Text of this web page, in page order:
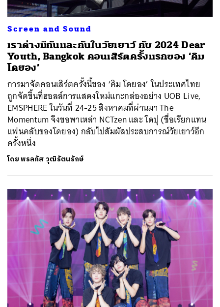
Screen and Sound
เราต่างมีกันและกันในวัยเยาว์ กับ 2024 Dear
Youth, Bangkok คอนเสิร์ตครั้งแรกของ ‘คิม
โดยอง’
การมาจัดคอนเสิร์ตครั้งนี้ของ ‘คิม โดยอง’ ในประเทศไทย
ถูกจัดขึ้นที่ฮอลล์การแสดงใหม่แกะกล่องอย่าง UOB Live,
EMSPHERE ในวันที่ 24-25 สิงหาคมที่ผ่านมา The
Momentum จึงขอพาเหล่า NCTzen และ โดปุ (ชื่อเรียกแทน
แฟนคลับของโดยอง) กลับไปสัมผัสประสบการณ์วัยเยาว์อีก
ครั้งหนึ่ง
โดยพรลภัส วุฒิรัตนรักษ์